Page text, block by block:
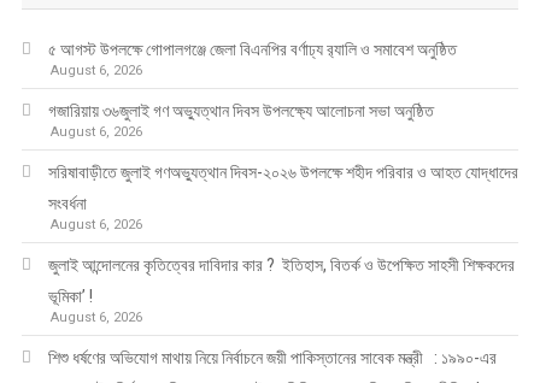
৫ আগস্ট উপলক্ষে গোপালগঞ্জে জেলা বিএনপির বর্ণাঢ্য র‍্যালি ও সমাবেশ অনুষ্ঠিত
August 6, 2026
গজারিয়ায় ৩৬জুলাই গণ অভ্যুত্থান দিবস উপলক্ষ্যে আলোচনা সভা অনুষ্ঠিত
August 6, 2026
সরিষাবাড়ীতে জুলাই গণঅভ্যুত্থান দিবস-২০২৬ উপলক্ষে শহীদ পরিবার ও আহত যোদ্ধাদের
সংবর্ধনা
August 6, 2026
জুলাই আন্দোলনের কৃতিত্বের দাবিদার কার ? ইতিহাস, বিতর্ক ও উপেক্ষিত সাহসী শিক্ষকদের
ভূমিকা’ !
August 6, 2026
শিশু ধর্ষণের অভিযোগ মাথায় নিয়ে নির্বাচনে জয়ী পাকিস্তানের সাবেক মন্ত্রী : ১৯৯০-এর